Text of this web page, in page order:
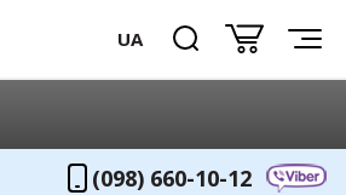
UA
(098) 660-10-12